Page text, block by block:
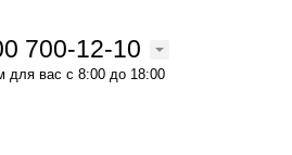
700-12-10
для вас с 8:00 до 18:00